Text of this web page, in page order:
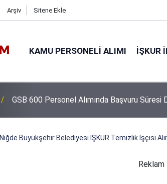
Arşiv Sitene Ekle
KAMU PERSONELI ALIMI İŞKUR
GSB 600 Personel Alımında Başvuru Süresi
Niğde Büyükşehir Belediyesi İŞKUR Temizlik İşçisi
Reklam